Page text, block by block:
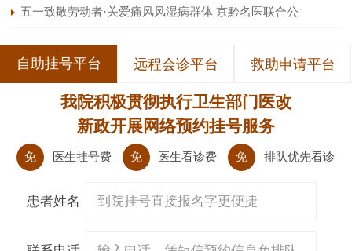
五一致敬劳动者·关爱痛风风湿病群体 京黔名医联合公
自助挂号平台 远程会诊平台 救助申请平台
我院积极贯彻执行卫生部门医改
新政开展网络预约挂号服务
免 医生挂号费 免 医生看诊费 免 排队优先看诊
患者姓名